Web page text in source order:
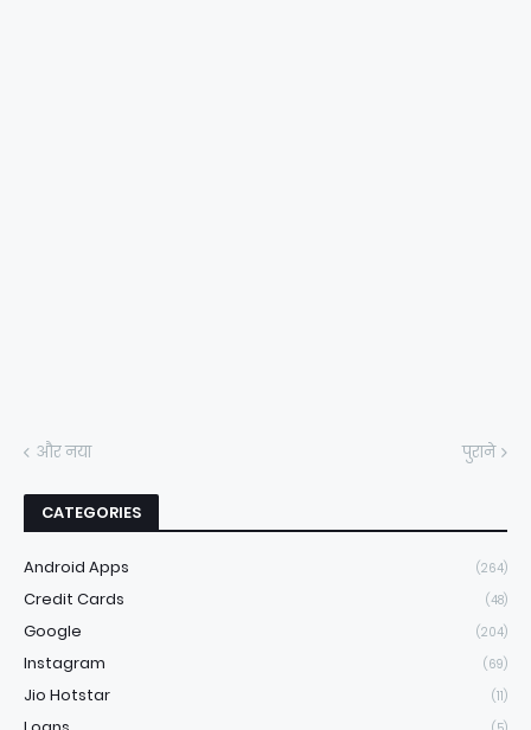
और नया पुराने
CATEGORIES
Android Apps (264)
Credit Cards (48)
Google (204)
Instagram (69)
Jio Hotstar (11)